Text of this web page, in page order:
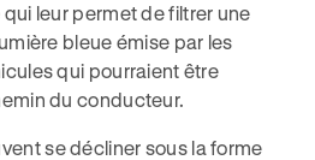
qui leur permet de filtrer une
bleue émise par les
qui pourraient être
du conducteur.
se décliner sous la forme